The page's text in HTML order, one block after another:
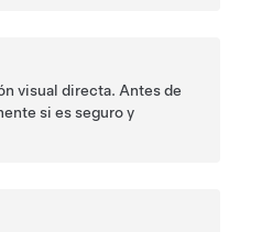
visual directa. Antes de
si es seguro y